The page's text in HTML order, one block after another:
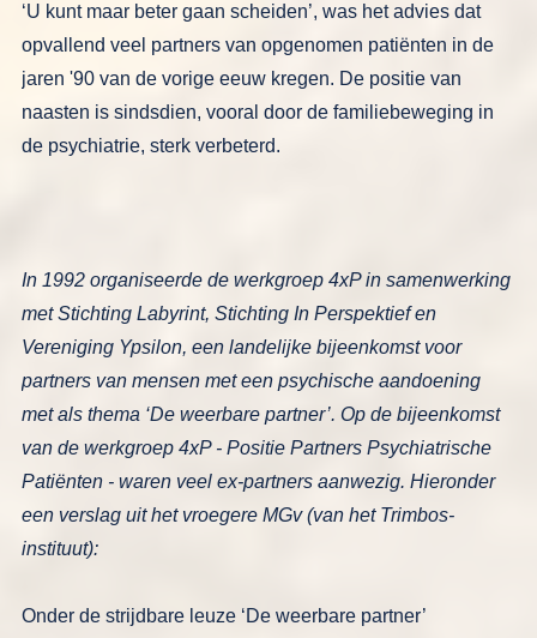
‘U kunt maar beter gaan scheiden’, was het advies dat
opvallend veel partners van opgenomen patiënten in de
jaren '90 van de vorige eeuw kregen. De positie van
naasten is sindsdien, vooral door de familiebeweging in
de psychiatrie, sterk verbeterd.
In 1992 organiseerde de werkgroep 4xP in samenwerking
met Stichting Laby­rint, Stichting In Perspektief en
Vereniging Ypsilon, een landelijke bijeenkomst voor
partners van mensen met een psychische aandoening
met als thema ‘De weerbare partner’. Op de bijeenkomst
van de werkgroep 4xP - Positie Partners Psychiatrische
Patiënten - waren veel ex-partners aan­wezig. Hieronder
een verslag uit het vroegere MGv (van het Trimbos-
instituut):
Onder de strijdbare leuze ‘De weerbare partner’